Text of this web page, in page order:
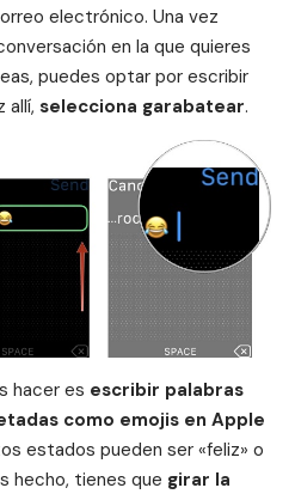
electrónico. Una vez
en la que quieres
puedes optar por escribir
allí, selecciona garabatear.
hacer es escribir palabras
como emojis en Apple
estados pueden ser «feliz» o
hecho, tienes que girar la